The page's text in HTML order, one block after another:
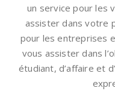
un service pour les
assister dans votre
pour les entreprises
vous assister dans
étudiant, d’affaire et